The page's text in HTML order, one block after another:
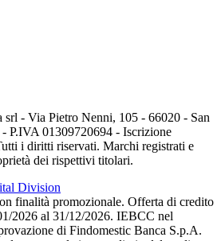
- Via Pietro Nenni, 105 - 66020 - San
P.IVA 01309720694 - Iscrizione
i diritti riservati. Marchi registrati e
dei rispettivi titolari.
Division
finalità promozionale. Offerta di credito
2026 al 31/12/2026. IEBCC nel
di Findomestic Banca S.p.A.